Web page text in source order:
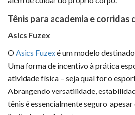
Tênis para academia e corridas
Asics Fuzex
O Asics Fuzexé um modelo
Uma forma de incentivo à prática
atividade física – seja qual for o
Abrangendo versatilidade,
tênis é essencialmente seguro,